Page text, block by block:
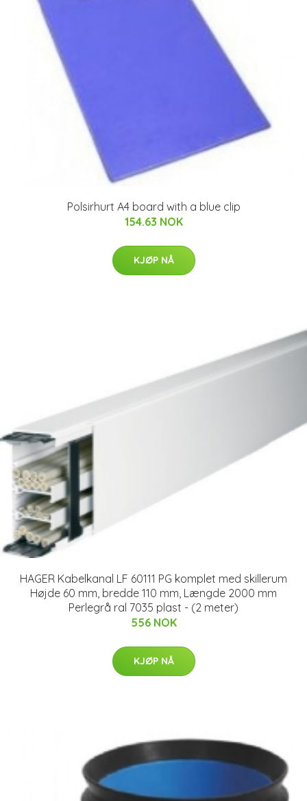
Polsirhurt A4 board with a blue clip
154.63 NOK
KJØP NÅ
HAGER Kabelkanal LF 60111 PG komplet med skillerum
Højde 60 mm, bredde 110 mm, Længde 2000 mm
Perlegrå ral 7035 plast - (2 meter)
556 NOK
KJØP NÅ